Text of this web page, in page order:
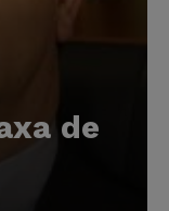
de